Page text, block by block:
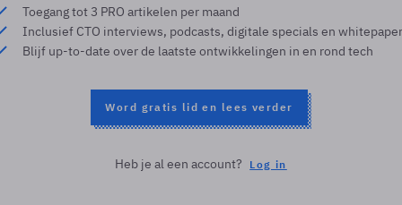
Toegang tot 3 PRO artikelen per maand
Inclusief CTO interviews, podcasts, digitale specials en
Blijf up-to-date over de laatste ontwikkelingen in en rond tech
Word gratis lid en lees verder
Heb je al een account? Log in